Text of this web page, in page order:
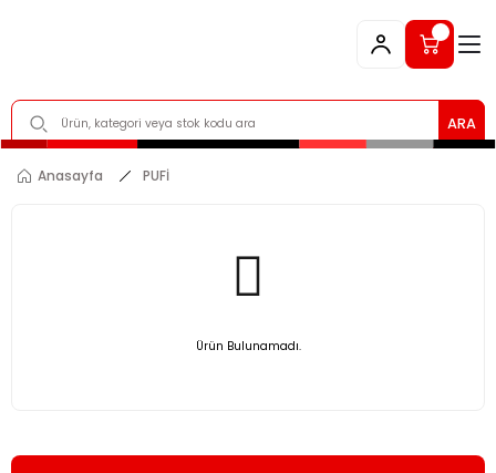
ARA
Anasayfa PUFİ
Ürün Bulunamadı.